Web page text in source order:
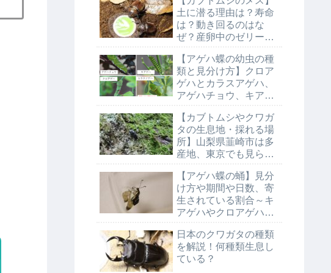
土に潜る理由は？寿命
は？動き回るのはな
ぜ？産卵中のゼリーや
【アゲハ蝶の幼虫の種
類と見分け方】クロア
ゲハとカラスアゲハ、
アゲハチョウ、キアゲ
違いを解説
【カブトムシやクワガ
タの生息地・採れる場
所】山梨県韮崎市は多
産地、東京でも見られ
【アゲハ蝶の蛹】見分
け方や期間や日数、寄
生されている割合～キ
アゲハやクロアゲハと
日本のクワガタの種類
を解説！何種類生息し
ている？